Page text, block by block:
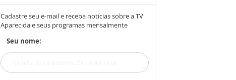
Cadastre seu e-mail e receba notícias sobre a TV
Aparecida e seus programas mensalmente
Seu nome: